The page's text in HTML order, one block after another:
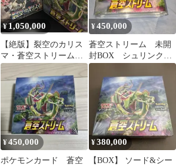
¥1,050,000
【絶版】裂空のカリス
マ・蒼空ストリーム・
ストームエメラルダ未
開封BOXセット
¥450,000
蒼空ストリーム 未開
封BOX シュリンク付
き
¥450,000
ポケモンカード 蒼空
¥380,000
【BOX】 ソード&シー